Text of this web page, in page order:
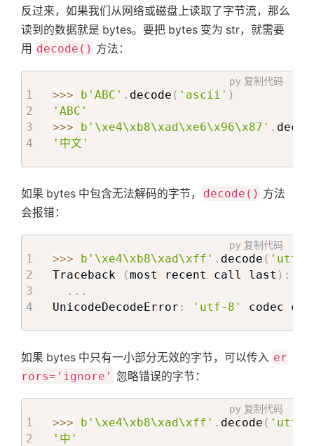
反过来，如果我们从网络或磁盘上读取了字节流，那么
读到的数据就是 bytes。要把 bytes 变为 str，就需要
用 decode() 方法：
py 复制代码
>>> b'ABC' . decode ( 'ascii' )
'ABC'
>>> b'\xe4\xb8\xad\xe6\x96\x87' .
'中文'
如果 bytes 中包含无法解码的字节， decode() 方法
会报错：
py 复制代码
>>> b'\xe4\xb8\xad\xff' . decode ( 'utf-
Traceback
(most recent call last ) :
. . .
UnicodeDecodeError : 'utf-8' codec
如果 bytes 中只有一小部分无效的字节，可以传入 er
rors='ignore' 忽略错误的字节：
py 复制代码
>>> b'\xe4\xb8\xad\xff' . decode ( 'utf-
'中'